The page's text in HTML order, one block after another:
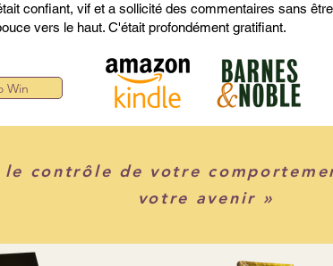
confiant, vif et a sollicité des commentaires sans
vers le haut. C'était profondément gratifiant.
Win
le contrôle de votre
votre avenir »